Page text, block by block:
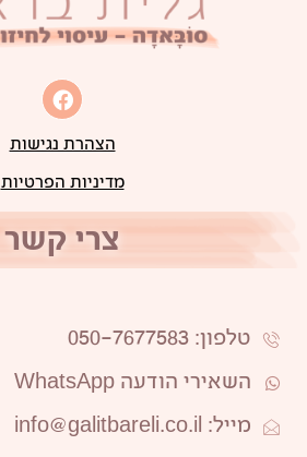
הצהרת נגישות
מדיניות הפרטיות
צרי קשר
טלפון: 050-7677583
השאירי הודעה WhatsApp
מייל: info@galitbareli.co.il